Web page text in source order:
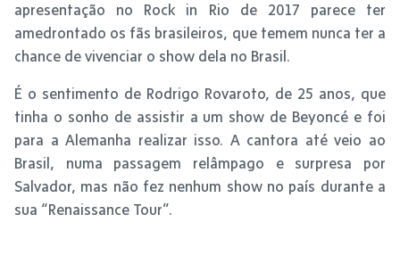
apresentação no Rock in Rio de 2017 parece ter
amedrontado os fãs brasileiros, que temem nunca ter a
chance de vivenciar o show dela no Brasil.
É o sentimento de Rodrigo Rovaroto, de 25 anos, que
tinha o sonho de assistir a um show de Beyoncé e foi
para a Alemanha realizar isso. A cantora até veio ao
Brasil, numa passagem relâmpago e surpresa por
Salvador, mas não fez nenhum show no país durante a
sua “Renaissance Tour”.